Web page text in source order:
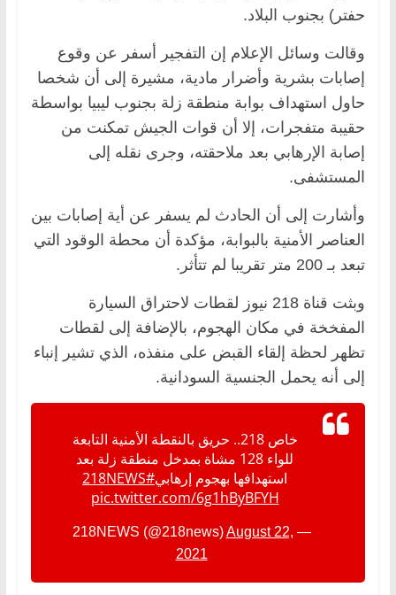
حفتر) بجنوب البلاد.
وقالت وسائل الإعلام إن التفجير أسفر عن وقوع
إصابات بشرية وأضرار مادية، مشيرة إلى أن شخصا
حاول استهداف بوابة منطقة زلة بجنوب ليبيا بواسطة
حقيبة متفجرات، إلا أن قوات الجيش تمكنت من
إصابة الإرهابي بعد ملاحقته، وجرى نقله إلى
المستشفى.
وأشارت إلى أن الحادث لم يسفر عن أية إصابات بين
العناصر الأمنية بالبوابة، مؤكدة أن محطة الوقود التي
تبعد بـ 200 متر تقريبا لم تتأثر.
وبثت قناة 218 نيوز لقطات لاحتراق السيارة
المفخخة في مكان الهجوم، بالإضافة إلى لقطات
تظهر لحظة إلقاء القبض على منفذه، الذي تشير إنباء
إلى أنه يحمل الجنسية السودانية.
خاص 218.. حريق بالنقطة الأمنية التابعة
للواء 128 مشاة بمدخل منطقة زلة بعد
استهدافها بهجوم إرهابي#218NEWS
pic.twitter.com/6g1hByBFYH
— 218NEWS (@218news)
August 22,
2021